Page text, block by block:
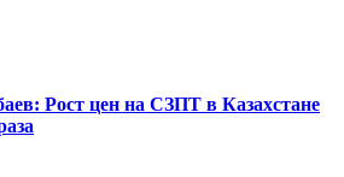
Рост цен на СЗПТ в Казахстане